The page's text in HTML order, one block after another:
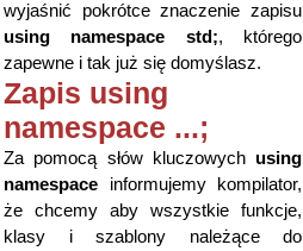
wyjaśnić pokrótce znaczenie zapisu
using namespace std;, którego
zapewne i tak już się domyślasz.
Zapis using
namespace ...;
Za pomocą słów kluczowych using
namespace informujemy kompilator,
że chcemy aby wszystkie funkcje,
klasy i szablony należące do